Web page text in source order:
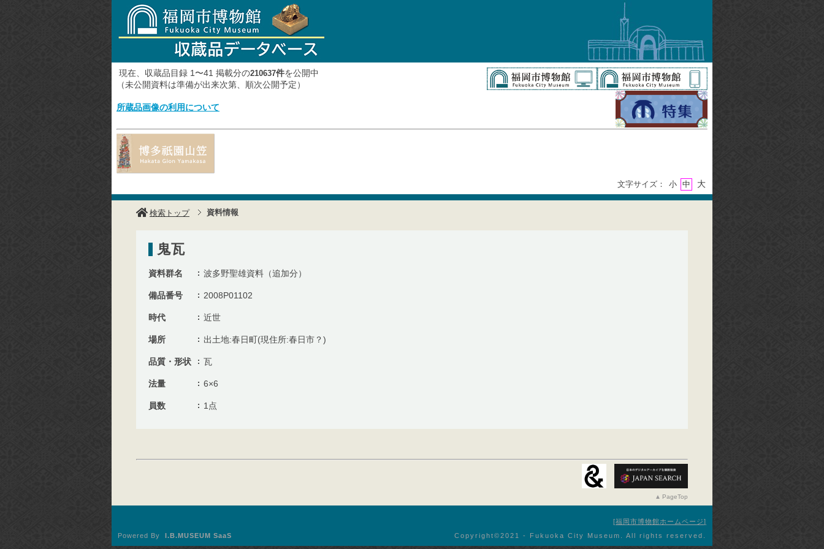
現在、収蔵品目録 1〜41 掲載分の210637件を公開中
（未公開資料は準備が出来次第、順次公開予定）
所蔵品画像の利用について
文字サイズ： 小 中 大
検索トップ 資料情報
鬼瓦
資料群名 波多野聖雄資料（追加分）
備品番号 2008P01102
時代 近世
場所 出土地:春日町(現住所:春日市？)
品質・形状 瓦
法量 6×6
員数 1点
PageTop
福岡市博物館ホームページ
Copyright©︎2021 - Fukuoka City Museum. All rights reserved.
Powered By I.B.MUSEUM SaaS